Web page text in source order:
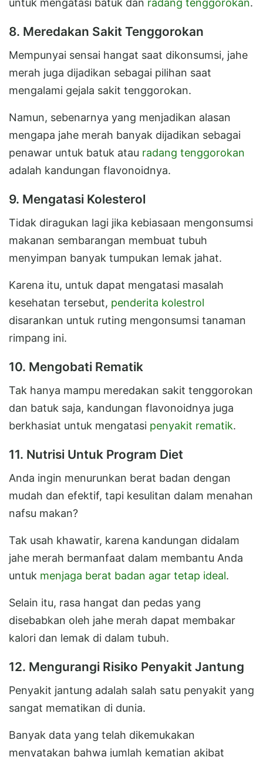
8. Meredakan Sakit Tenggorokan
Mempunyai sensai hangat saat dikonsumsi, jahe
merah juga dijadikan sebagai pilihan saat
mengalami gejala sakit tenggorokan.
Namun, sebenarnya yang menjadikan alasan
mengapa jahe merah banyak dijadikan sebagai
penawar untuk batuk atau radang tenggorokan
adalah kandungan flavonoidnya.
9. Mengatasi Kolesterol
Tidak diragukan lagi jika kebiasaan mengonsumsi
makanan sembarangan membuat tubuh
menyimpan banyak tumpukan lemak jahat.
Karena itu, untuk dapat mengatasi masalah
kesehatan tersebut, penderita kolestrol
disarankan untuk ruting mengonsumsi tanaman
rimpang ini.
10. Mengobati Rematik
Tak hanya mampu meredakan sakit tenggorokan
dan batuk saja, kandungan flavonoidnya juga
berkhasiat untuk mengatasi penyakit rematik.
11. Nutrisi Untuk Program Diet
Anda ingin menurunkan berat badan dengan
mudah dan efektif, tapi kesulitan dalam menahan
nafsu makan?
Tak usah khawatir, karena kandungan didalam
jahe merah bermanfaat dalam membantu Anda
untuk menjaga berat badan agar tetap ideal.
Selain itu, rasa hangat dan pedas yang
disebabkan oleh jahe merah dapat membakar
kalori dan lemak di dalam tubuh.
12. Mengurangi Risiko Penyakit Jantung
Penyakit jantung adalah salah satu penyakit yang
sangat mematikan di dunia.
Banyak data yang telah dikemukakan
menyatakan bahwa jumlah kematian akibat